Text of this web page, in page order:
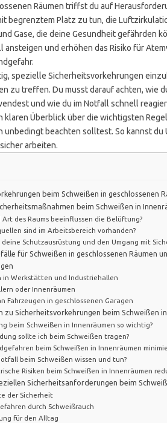
Räumen triffst du auf
begrenztem Platz zu tun, die
Gase, die deine Gesundheit gefährden
ansteigen und erhöhen das Risiko für
spezielle Sicherheitsvorkehrungen
zu treffen. Du musst darauf achten, wie
und wie du im Notfall schnell
klaren Überblick über die wichtigsten
unbedingt beachten solltest. So kannst du
arbeiten.
beim Schweißen in geschlossenen
beim Schweißen in
Art des Raums beeinflussen die Belüftung?
sind im Arbeitsbereich vorhanden?
Schutzausrüstung und den Umgang mit
für Schweißen in geschlossenen Räumen
in Werkstätten und Industriehallen
oder Innenräumen
Fahrzeugen in geschlossenen Garagen
zu Sicherheitsvorkehrungen beim Schweißen
beim Schweißen in Innenräumen so wichtig?
sollte ich beim Schweißen tragen?
beim Schweißen in Innenräumen
beim Schweißen wissen und tun?
Risiken beim Schweißen in Innenräumen
Sicherheitsanforderungen beim
der Sicherheit
durch Schweißrauch
für den Alltag